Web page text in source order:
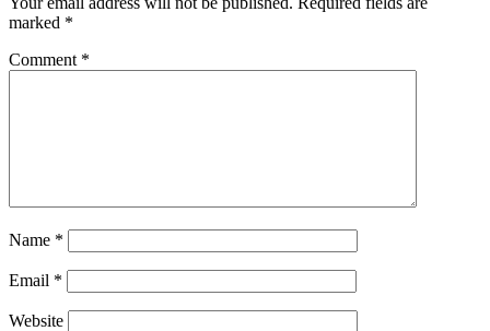
marked *
Comment *
Name *
Email *
Website